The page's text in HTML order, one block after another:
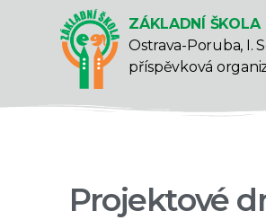
ZÁKLADNÍ ŠKOLA
Ostrava-Poruba, I.
příspěvková
Projektové